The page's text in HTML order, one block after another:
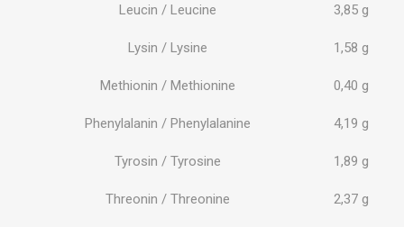
Leucin / Leucine 3,85 g
Lysin / Lysine 1,58 g
Methionin / Methionine 0,40 g
Phenylalanin / Phenylalanine 4,19 g
Tyrosin / Tyrosine 1,89 g
Threonin / Threonine 2,37 g